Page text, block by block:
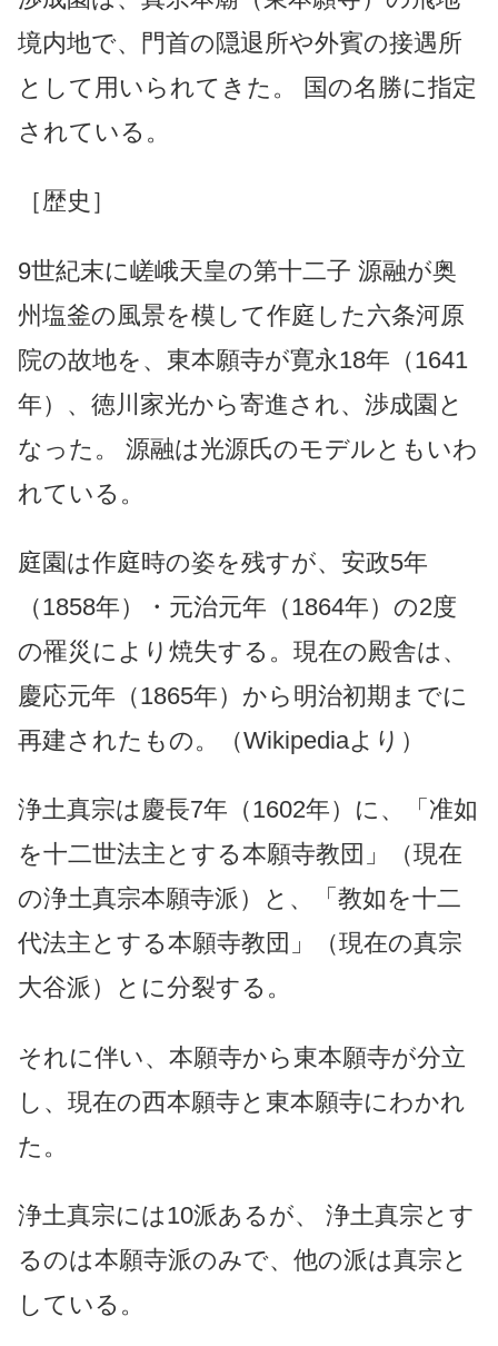
境内地で、門首の隠退所や外賓の接遇所
として用いられてきた。 国の名勝に指定
されている。
［歴史］
9世紀末に嵯峨天皇の第十二子 源融が奥
州塩釜の風景を模して作庭した六条河原
院の故地を、東本願寺が寛永18年（1641
年）、徳川家光から寄進され、渉成園と
なった。 源融は光源氏のモデルともいわ
れている。
庭園は作庭時の姿を残すが、安政5年
（1858年）・元治元年（1864年）の2度
の罹災により焼失する。現在の殿舎は、
慶応元年（1865年）から明治初期までに
再建されたもの。（Wikipediaより）
浄土真宗は慶長7年（1602年）に、「准如
を十二世法主とする本願寺教団」（現在
の浄土真宗本願寺派）と、「教如を十二
代法主とする本願寺教団」（現在の真宗
大谷派）とに分裂する。
それに伴い、本願寺から東本願寺が分立
し、現在の西本願寺と東本願寺にわかれ
た。
浄土真宗には10派あるが、 浄土真宗とす
るのは本願寺派のみで、他の派は真宗と
している。